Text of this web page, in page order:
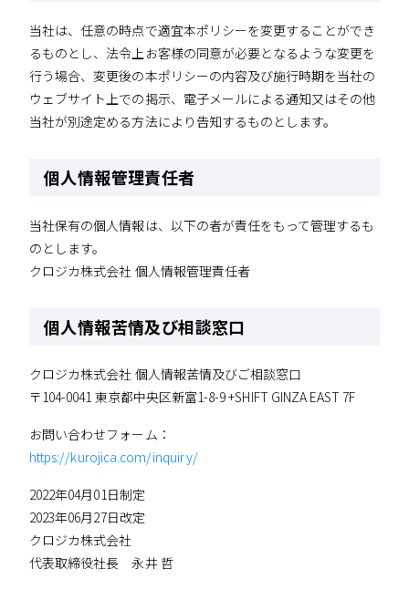
当社は、任意の時点で適宜本ポリシーを変更することができ
るものとし、法令上お客様の同意が必要となるような変更を
行う場合、変更後の本ポリシーの内容及び施行時期を当社の
ウェブサイト上での掲示、電子メールによる通知又はその他
当社が別途定める方法により告知するものとします。
個人情報管理責任者
当社保有の個人情報は、以下の者が責任をもって管理するも
のとします。
クロジカ株式会社 個人情報管理責任者
個人情報苦情及び相談窓口
クロジカ株式会社 個人情報苦情及びご相談窓口
〒104-0041 東京都中央区新富1-8-9 +SHIFT GINZA EAST 7F
お問い合わせフォーム：
https://kurojica.com/inquiry/
2022年04月01日制定
2023年06月27日改定
クロジカ株式会社
代表取締役社長 永井 哲